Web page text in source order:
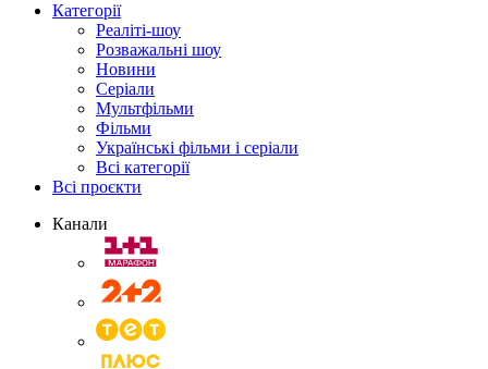
Категорії
Реаліті-шоу
Розважальні шоу
Новини
Серіали
Мультфільми
Фільми
Українські фільми і серіали
Всі категорії
Всі проєкти
Канали